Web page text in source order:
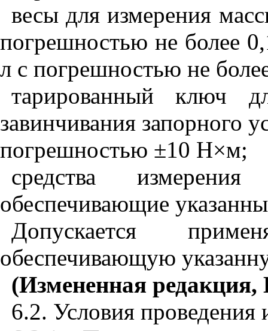
весы для измерения
погрешностью не более
л с погрешностью не
тарированный ключ
завинчивания запорного
погрешностью ±10 Н×м;
средства
обеспечивающие
Допускается
обеспечивающую
(Измененная
6.2. Условия проведения